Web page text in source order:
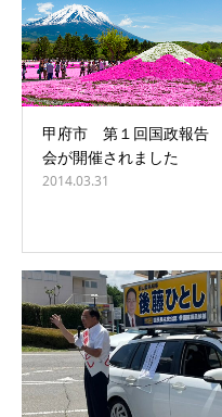
甲府市 第１回国政報告
会が開催されました
2014.03.31